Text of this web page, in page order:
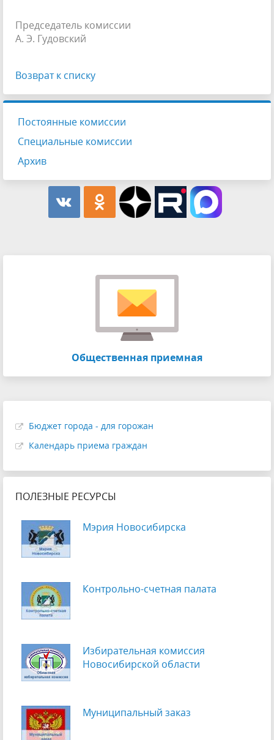
Председатель комиссии
А. Э. Гудовский
Возврат к списку
Постоянные комиссии
Специальные комиссии
Архив
Общественная приемная
Бюджет города - для горожан
Календарь приема граждан
ПОЛЕЗНЫЕ РЕСУРСЫ
Мэрия Новосибирска
Контрольно-счетная палата
Избирательная комиссия
Новосибирской области
Муниципальный заказ